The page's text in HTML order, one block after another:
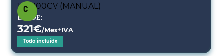
Desde:
321€/Mes+IVA
Todo incluido